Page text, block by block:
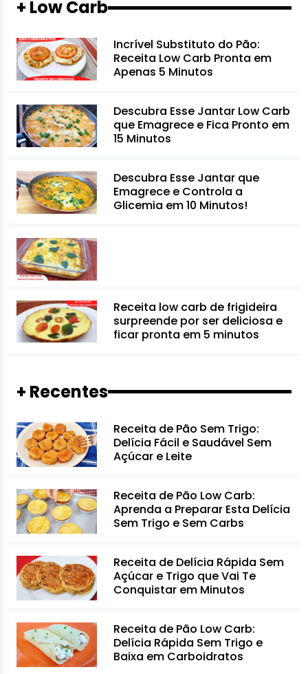
+ Low Carb
Incrível Substituto do Pão:
Receita Low Carb Pronta em
Apenas 5 Minutos
Descubra Esse Jantar Low Carb
que Emagrece e Fica Pronto em
15 Minutos
Descubra Esse Jantar que
Emagrece e Controla a
Glicemia em 10 Minutos!
Receita low carb de frigideira
surpreende por ser deliciosa e
ficar pronta em 5 minutos
+ Recentes
Receita de Pão Sem Trigo:
Delícia Fácil e Saudável Sem
Açúcar e Leite
Receita de Pão Low Carb:
Aprenda a Preparar Esta Delícia
Sem Trigo e Sem Carbs
Receita de Delícia Rápida Sem
Açúcar e Trigo que Vai Te
Conquistar em Minutos
Receita de Pão Low Carb:
Delícia Rápida Sem Trigo e
Baixa em Carboidratos